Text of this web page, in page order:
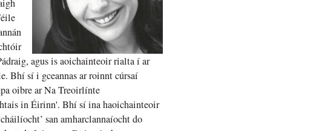
agus is aoichainteoir rialta í ar
Bhí sí i gceannas ar roinnt cúrsaí
oibre ar Na Treoirlínte
in Éirinn'. Bhí sí ina haoichainteoir
san amharclannaíocht do